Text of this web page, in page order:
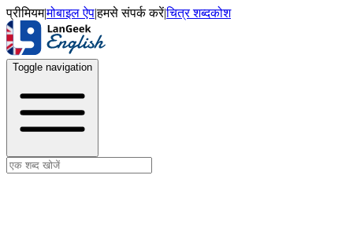
प्रीमियम|मोबाइल ऐप|हमसे संपर्क करें|चित्र शब्दकोश
Toggle navigation